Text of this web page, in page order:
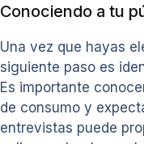
Conociendo a tu
Una vez que hayas
siguiente paso es
Es importante
de consumo y
entrevistas puede